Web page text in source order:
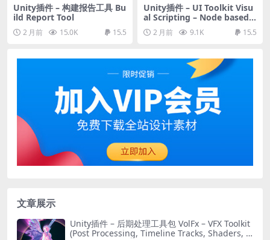
Unity插件 – 构建报告工具 Bu
ild Report Tool
2 月前 15.0K 15.5
Unity插件 – UI Toolkit Visu
al Scripting – Node based c
oding essentials for UI Ele
ments
2 月前 9.1K 15.5
文章展示
Unity插件 – 后期处理工具包 VolFx – VFX Toolkit
(Post Processing, Timeline Tracks, Shaders, T